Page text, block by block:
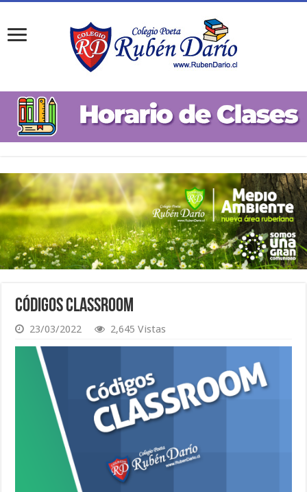
Códigos Classroom
23/03/2022 2,645 Vistas